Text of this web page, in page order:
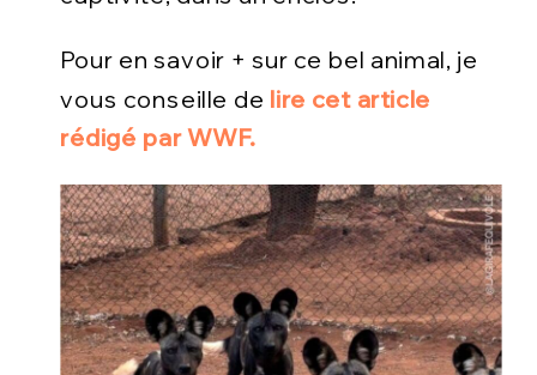
Pour en savoir + sur ce bel animal, je
vous conseille de lire cet article
rédigé par WWF.